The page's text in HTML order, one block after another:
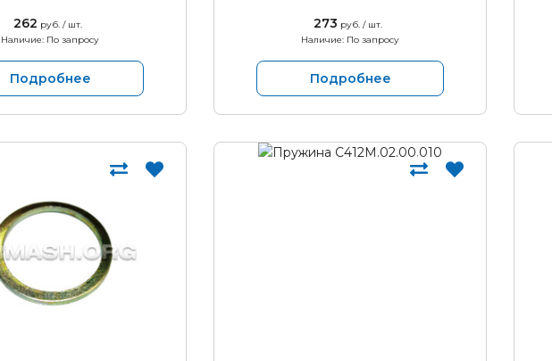
262 руб. / шт.
Наличие: По запросу
Подробнее
273 руб. / шт.
Наличие: По запросу
Подробнее